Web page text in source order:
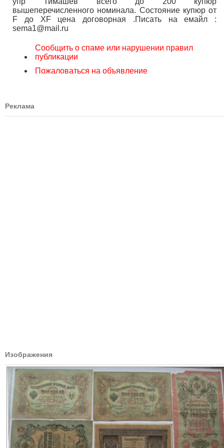
вышеперечисленного номинала. Состояние купюр от
F до XF цена договорная .Писать на емайл :
sema1@mail.ru
Сообщить о спаме или нарушении правил
публикации
Пожаловаться на объявление
Реклама
Изображения